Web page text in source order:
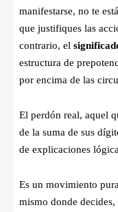
manifestarse, no te
que justifiques las
contrario, el
estructura de
por encima de las
El perdón real, aquel
de la suma de sus
de explicaciones
Es un movimiento
mismo donde